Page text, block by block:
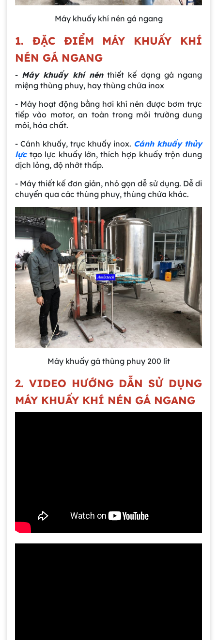
Máy khuấy khí nén gá ngang
1. ĐẶC ĐIỂM MÁY KHUẤY KHÍ
NÉN GÁ NGANG
- Máy khuấy khí nénthiết kế dạng gá ngang
miệng thùng phuy, hay thùng chứa inox
- Máy hoạt động bằng hơi khí nén được bơm trực
tiếp vào motor, an toàn trong môi trường dung
môi, hóa chất.
- Cánh khuấy, trục khuấy inox. Cánh khuấy thủy
lực tạo lực khuấy lớn, thích hợp khuấy trộn dung
dịch lỏng, độ nhớt thấp.
- Máy thiết kế đơn giản, nhỏ gọn dễ sử dụng. Dễ di
chuyển qua các thùng phuy, thùng chứa khác.
Máy khuấy gá thùng phuy 200 lít
2. VIDEO HƯỚNG DẪN SỬ DỤNG
MÁY KHUẤY KHÍ NÉN GÁ NGANG